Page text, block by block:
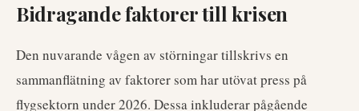
Bidragande faktorer till krisen
Den nuvarande vågen av störningar tillskrivs en
sammanflätning av faktorer som har utövat press på
flygsektorn under 2026. Dessa inkluderar pågående